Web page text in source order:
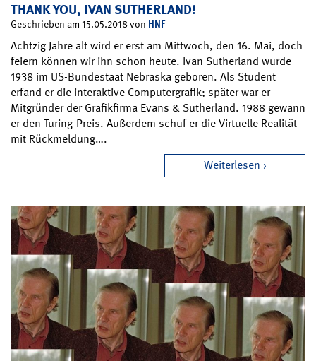
THANK YOU, IVAN SUTHERLAND!
Geschrieben am 15.05.2018 von HNF
Achtzig Jahre alt wird er erst am Mittwoch, den 16. Mai, doch
feiern können wir ihn schon heute. Ivan Sutherland wurde
1938 im US-Bundestaat Nebraska geboren. Als Student
erfand er die interaktive Computergrafik; später war er
Mitgründer der Grafikfirma Evans & Sutherland. 1988 gewann
er den Turing-Preis. Außerdem schuf er die Virtuelle Realität
mit Rückmeldung….
Weiterlesen